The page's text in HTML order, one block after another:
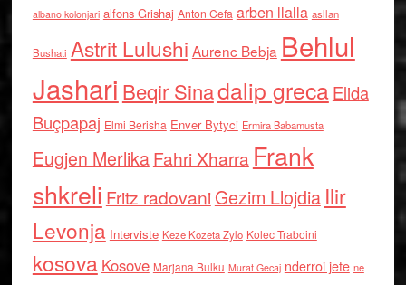
albano kolonjari alfons Grishaj Anton Cefa arben llalla asllan
Bushati Astrit Lulushi Aurenc Bebja Behlul
Jashari Beqir Sinadalip grecaElida
Buçpapaj Elmi Berisha Enver Bytyci Ermira Babamusta
Eugjen MerlikaFahri Xharra Frank
shkreli Fritz radovaniGezim Llojdia Ilir
Levonja Interviste Keze Kozeta Zylo Kolec Traboini
kosova Kosove Marjana Bulku Murat Gecaj nderroi jete ne